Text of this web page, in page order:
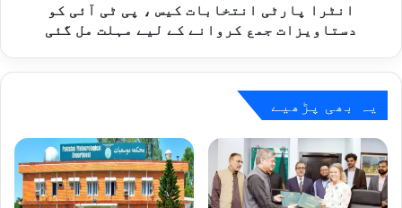
ن
ی
ب
ر
آ
ب
ا
ت
ک
ی
انٹرا پارٹی انتخابات کیس ، پی ٹی آئی کو
دستاویزات جمع کروانے کے لیے مہلت مل گئی
یہ بھی پڑھیے